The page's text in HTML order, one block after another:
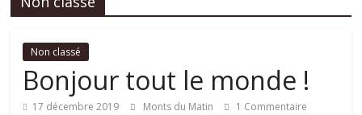
Livraison
repasNon classé
Bonjour tout le monde !
17 décembre 2019 Monts du Matin 1 Commentaire